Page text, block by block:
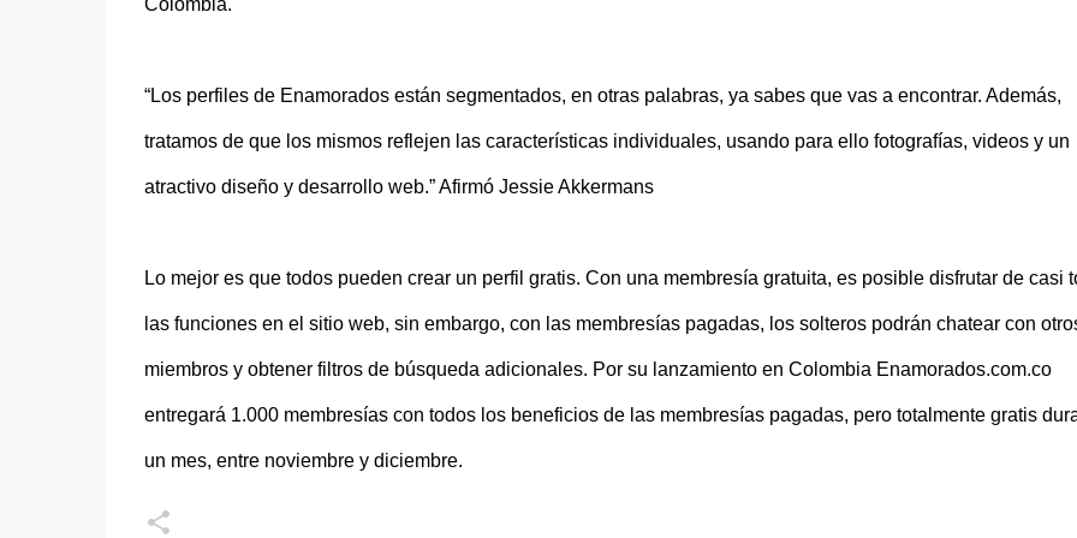
Colombia.
“Los perfiles de Enamorados están segmentados, en otras palabras, ya sabes que vas a encontrar. Además,
tratamos de que los mismos reflejen las características individuales, usando para ello fotografías, videos y un
atractivo diseño y desarrollo web.” Afirmó Jessie Akkermans
Lo mejor es que todos pueden crear un perfil gratis. Con una membresía gratuita, es posible disfrutar de casi
las funciones en el sitio web, sin embargo, con las membresías pagadas, los solteros podrán chatear con
miembros y obtener filtros de búsqueda adicionales. Por su lanzamiento en Colombia Enamorados.com.co
entregará 1.000 membresías con todos los beneficios de las membresías pagadas, pero totalmente gratis
un mes, entre noviembre y diciembre.